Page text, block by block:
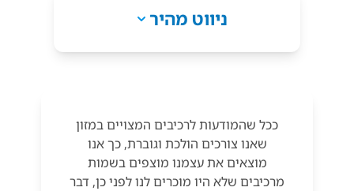
ניווט מהיר
ככל שהמודעות לרכיבים המצויים במזון
שאנו צורכים הולכת וגוברת, כך אנו
מוצאים את עצמנו מוצפים בשמות
מרכיבים שלא היו מוכרים לנו לפני כן, דבר